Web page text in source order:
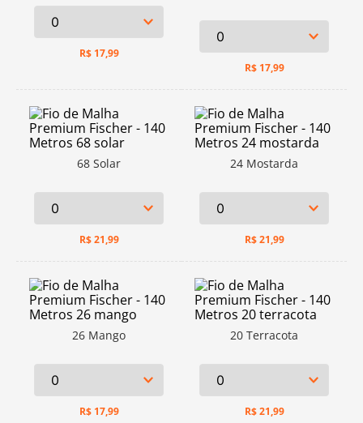
R$ 17,99
R$ 17,99
68 Solar
R$21,99
24 Mostarda
R$21,99
26 Mango
R$ 17,99
20 Terracota
R$21,99